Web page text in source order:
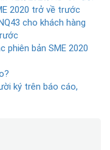
2020 trở về trước
cho khách hàng
phiên bản SME 2020
ký trên báo cáo,